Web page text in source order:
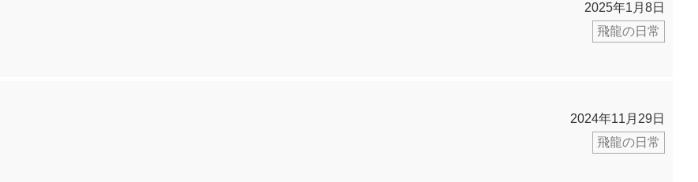
2025年1月8日
飛龍の日常
2024年11月29日
飛龍の日常